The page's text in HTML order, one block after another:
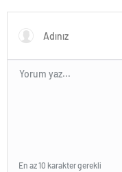
En az 10 karakter gerekli